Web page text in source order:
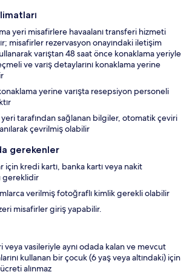
yeri misafirlere havaalanı transferi hizmeti
misafirler rezervasyon onayındaki iletişim
varıştan 48 saat önce konaklama yeriyle
ve varış detaylarını konaklama yerine
yerine varışta resepsiyon personeli
tarafından sağlanan bilgiler, otomatik çeviri
çevrilmiş olabilir
gerekenler
için kredi kartı, banka kartı veya nakit
gereklidir
verilmiş fotoğraflı kimlik gerekli olabilir
misafirler giriş yapabilir.
veya vasileriyle aynı odada kalan ve mevcut
kullanan bir çocuk (6 yaş veya altındaki) için
alınmaz